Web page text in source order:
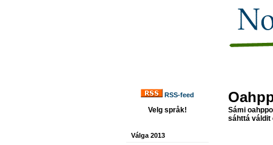
RSS-feed
Velg språk!
Válga 2013
Sámi
sáhttá váldit